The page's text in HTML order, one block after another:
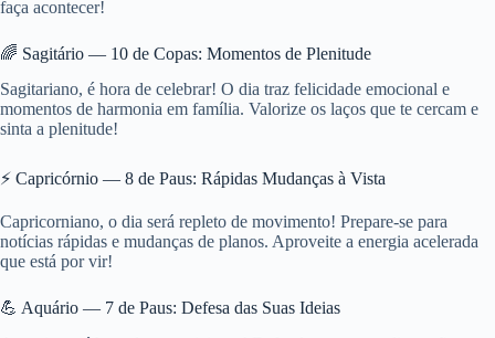
faça acontecer!
🌈 Sagitário — 10 de Copas: Momentos de Plenitude
Sagitariano, é hora de celebrar! O dia traz felicidade emocional e
momentos de harmonia em família. Valorize os laços que te cercam e
sinta a plenitude!
⚡ Capricórnio — 8 de Paus: Rápidas Mudanças à Vista
Capricorniano, o dia será repleto de movimento! Prepare-se para
notícias rápidas e mudanças de planos. Aproveite a energia acelerada
que está por vir!
💪 Aquário — 7 de Paus: Defesa das Suas Ideias